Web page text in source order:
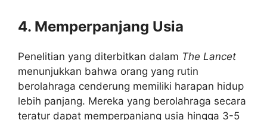
4. Memperpanjang Usia
Penelitian yang diterbitkan dalam The Lancet
menunjukkan bahwa orang yang rutin
berolahraga cenderung memiliki harapan hidup
lebih panjang. Mereka yang berolahraga secara
teratur dapat memperpanjang usia hingga 3-5